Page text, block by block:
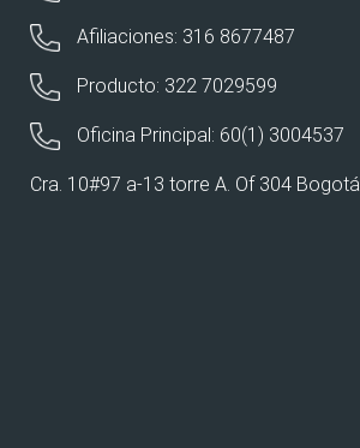
Afiliaciones: 316 8677487
Producto: 322 7029599
Oficina Principal: 60(1) 3004537
Cra. 10#97 a-13 torre A. Of 304 Bogotá